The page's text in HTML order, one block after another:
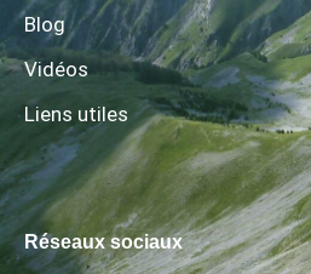
Blog
Vidéos
Liens utiles
Réseaux sociaux